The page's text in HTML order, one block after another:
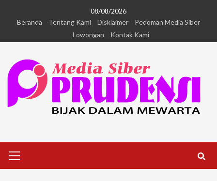
08/08/2026
Beranda
Tentang Kami Disklaimer
Pedoman Media Siber
Lowongan
Kontak Kami